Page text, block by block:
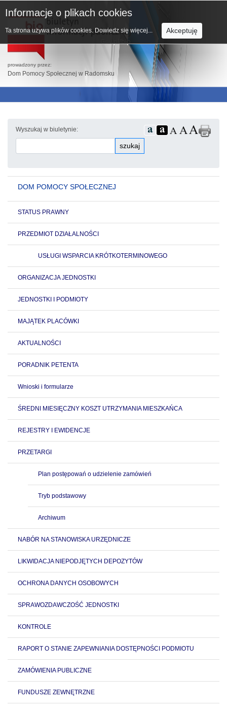
prowadzony przez:
Dom Pomocy Społecznej w Radomsku
Wyszukaj w biuletynie:
szukaj
DOM POMOCY SPOŁECZNEJ
STATUS PRAWNY
PRZEDMIOT DZIAŁALNOŚCI
USŁUGI WSPARCIA KRÓTKOTERMINOWEGO
ORGANIZACJA JEDNOSTKI
JEDNOSTKI I PODMIOTY
MAJĄTEK PLACÓWKI
AKTUALNOŚCI
PORADNIK PETENTA
Wnioski i formularze
ŚREDNI MIESIĘCZNY KOSZT UTRZYMANIA MIESZKAŃCA
REJESTRY I EWIDENCJE
PRZETARGI
Plan postępowań o udzielenie zamówień
Tryb podstawowy
Archiwum
NABÓR NA STANOWISKA URZĘDNICZE
LIKWIDACJA NIEPODJĘTYCH DEPOZYTÓW
OCHRONA DANYCH OSOBOWYCH
SPRAWOZDAWCZOŚĆ JEDNOSTKI
KONTROLE
RAPORT O STANIE ZAPEWNIANIA DOSTĘPNOŚCI PODMIOTU
ZAMÓWIENIA PUBLICZNE
FUNDUSZE ZEWNĘTRZNE
Informacje o plikach cookies
Ta strona używa plików cookies. Dowiedz się więcej... Akceptuję